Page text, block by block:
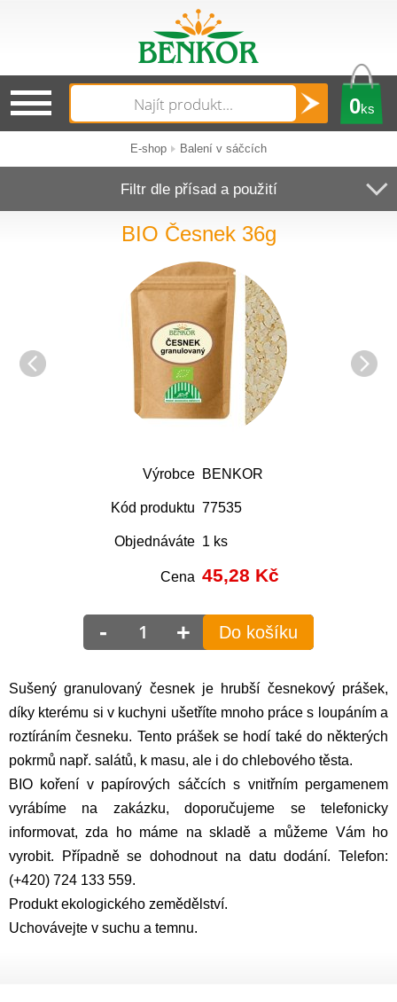
0ks
E-shop Balení v sáčcích
Filtr dle přísad a použití
BIO Česnek 36g
Výrobce BENKOR
Kód produktu 77535
Objednáváte 1 ks
Cena 45,28 Kč
- + Do košíku
Sušený granulovaný česnek je hrubší česnekový prášek,
díky kterému si v kuchyni ušetříte mnoho práce s loupáním a
roztíráním česneku. Tento prášek se hodí také do některých
pokrmů např. salátů, k masu, ale i do chlebového těsta.
BIO koření v papírových sáčcích s vnitřním pergamenem
vyrábíme na zakázku, doporučujeme se telefonicky
informovat, zda ho máme na skladě a můžeme Vám ho
vyrobit. Případně se dohodnout na datu dodání. Telefon:
(+420) 724 133 559.
Produkt ekologického zemědělství.
Uchovávejte v suchu a temnu.